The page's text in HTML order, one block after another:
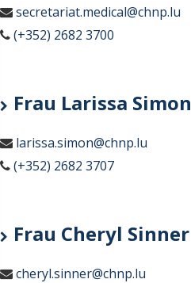
secretariat.medical@chnp.lu
(+352) 2682 3700
Frau Larissa Simon
larissa.simon@chnp.lu
(+352) 2682 3707
Frau Cheryl Sinner
cheryl.sinner@chnp.lu